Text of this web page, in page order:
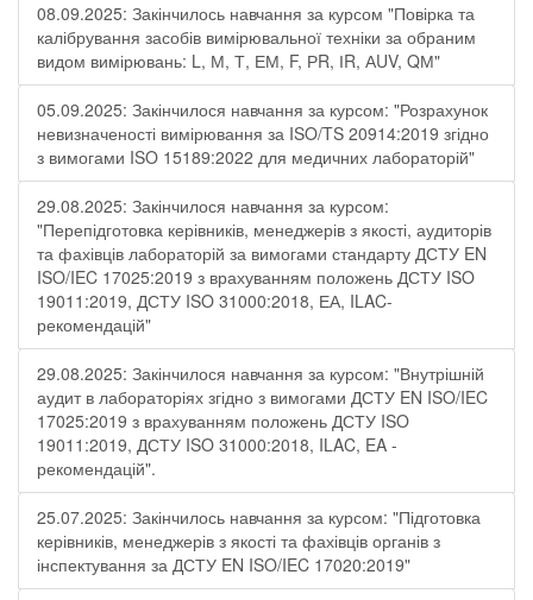
08.09.2025: Закінчилось навчання за курсом "Повірка та
калібрування засобів вимірювальної техніки за обраним
видом вимірювань: L, М, Т, ЕМ, F, РR, ІR, АUV, QМ"
05.09.2025: Закінчилося навчання за курсом: "Розрахунок
невизначеності вимірювання за ISO/TS 20914:2019 згідно
з вимогами ISO 15189:2022 для медичних лабораторій"
29.08.2025: Закінчилося навчання за курсом:
"Перепідготовка керівників, менеджерів з якості, аудиторів
та фахівців лабораторій за вимогами стандарту ДСТУ EN
ISO/IEC 17025:2019 з врахуванням положень ДСТУ ISO
19011:2019, ДСТУ ISO 31000:2018, ЕА, ILAC-
рекомендацій"
29.08.2025: Закінчилося навчання за курсом: "Внутрішній
аудит в лабораторіях згідно з вимогами ДСТУ EN ISO/IEC
17025:2019 з врахуванням положень ДСТУ ISO
19011:2019, ДСТУ ISO 31000:2018, ILAC, EA -
рекомендацій".
25.07.2025: Закінчилось навчання за курсом: "Підготовка
керівників, менеджерів з якості та фахівців органів з
інспектування за ДСТУ EN ISO/IEC 17020:2019"